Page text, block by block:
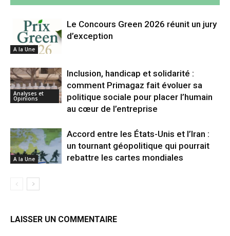
A la Une
Le Concours Green 2026 réunit un jury
d’exception
Analyses et
Opinions
Inclusion, handicap et solidarité :
comment Primagaz fait évoluer sa
politique sociale pour placer l’humain
au cœur de l’entreprise
A la Une
Accord entre les États-Unis et l’Iran :
un tournant géopolitique qui pourrait
rebattre les cartes mondiales
LAISSER UN COMMENTAIRE